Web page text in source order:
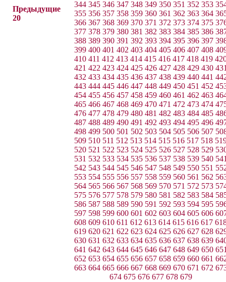
Предыдущие
20
344 345 346 347 348 349 350 351 352 353
355 356 357 358 359 360 361 362 363 364
366 367 368 369 370 371 372 373 374 375
377 378 379 380 381 382 383 384 385 386
388 389 390 391 392 393 394 395 396 397
399 400 401 402 403 404 405 406 407 408
410 411 412 413 414 415 416 417 418 419
421 422 423 424 425 426 427 428 429 430
432 433 434 435 436 437 438 439 440 441
443 444 445 446 447 448 449 450 451 452
454 455 456 457 458 459 460 461 462 463
465 466 467 468 469 470 471 472 473 474
476 477 478 479 480 481 482 483 484 485
487 488 489 490 491 492 493 494 495 496
498 499 500 501 502 503 504 505 506 507
509 510 511 512 513 514 515 516 517 518
520 521 522 523 524 525 526 527 528 529
531 532 533 534 535 536 537 538 539 540
542 543 544 545 546 547 548 549 550 551
553 554 555 556 557 558 559 560 561 562
564 565 566 567 568 569 570 571 572 573
575 576 577 578 579 580 581 582 583 584
586 587 588 589 590 591 592 593 594 595
597 598 599 600 601 602 603 604 605 606
608 609 610 611 612 613 614 615 616 617
619 620 621 622 623 624 625 626 627 628
630 631 632 633 634 635 636 637 638 639
641 642 643 644 645 646 647 648 649 650
652 653 654 655 656 657 658 659 660 661
663 664 665 666 667 668 669 670 671 672
674 675 676 677 678 679